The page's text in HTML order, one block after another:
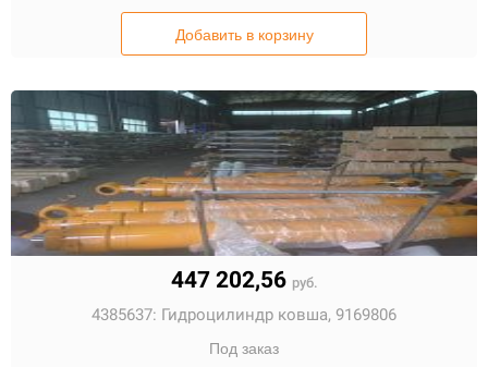
Добавить в корзину
447 202,56 руб.
4385637: Гидроцилиндр ковша, 9169806
Под заказ